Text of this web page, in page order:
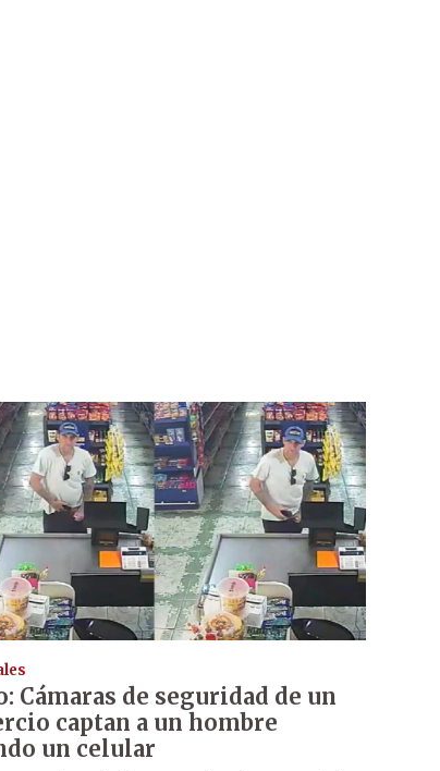
Cámaras de seguridad de un
captan a un hombre
un celular